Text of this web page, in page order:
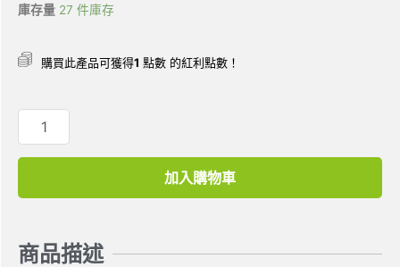
庫存量 27 件庫存
購買此產品可獲得1 點數 的紅利點數！
加入購物車
商品描述